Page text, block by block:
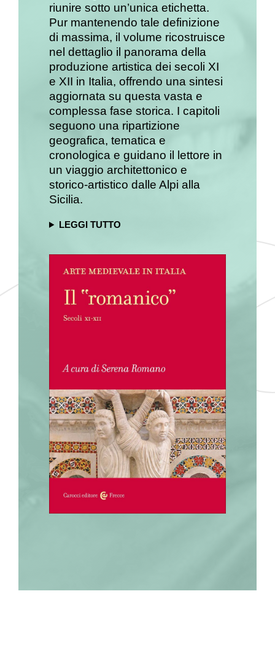
riunire sotto un’unica etichetta.
Pur mantenendo tale definizione
di massima, il volume ricostruisce
nel dettaglio il panorama della
produzione artistica dei secoli XI
e XII in Italia, offrendo una sintesi
aggiornata su questa vasta e
complessa fase storica. I capitoli
seguono una ripartizione
geografica, tematica e
cronologica e guidano il lettore in
un viaggio architettonico e
storico-artistico dalle Alpi alla
Sicilia.
LEGGI TUTTO